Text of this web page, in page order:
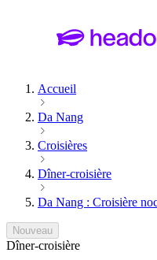
Accueil
Da Nang
Croisières
Dîner-croisière
Da Nang : Croisière
Nouveau
Dîner-croisière